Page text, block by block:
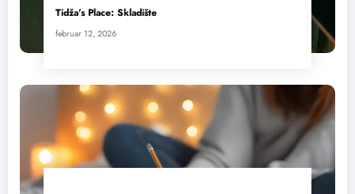
Tidža’s Place: Skladište
februar 12, 2026